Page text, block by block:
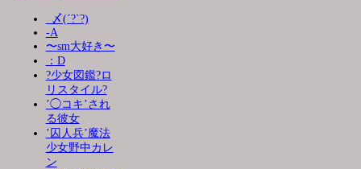
_〆(´?`?)
-A
〜sm大好き〜
：D
?少女図鑑?ロ
リスタイル?
’◯コキ’され
る彼女
’囚人兵’魔法
少女野中カレ
ン